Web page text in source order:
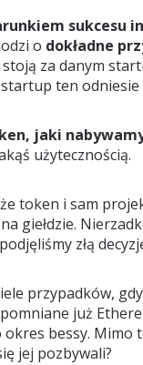
sukcesu
o dokładne
za danym
ten odniesie
jaki
użytecznością.
token i sam
giełdzie.
złą
przypadków,
już
okres bessy.
jej pozbywali?